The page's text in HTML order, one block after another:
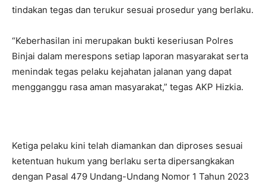
tindakan tegas dan terukur sesuai prosedur yang berlaku.
“Keberhasilan ini merupakan bukti keseriusan Polres
Binjai dalam merespons setiap laporan masyarakat serta
menindak tegas pelaku kejahatan jalanan yang dapat
mengganggu rasa aman masyarakat,” tegas AKP Hizkia.
Ketiga pelaku kini telah diamankan dan diproses sesuai
ketentuan hukum yang berlaku serta dipersangkakan
dengan Pasal 479 Undang-Undang Nomor 1 Tahun 2023